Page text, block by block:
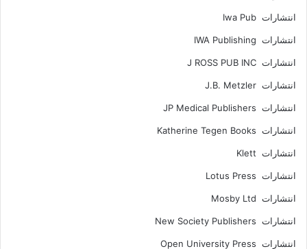
انتشارات Iwa Pub
انتشارات IWA Publishing
انتشارات J ROSS PUB INC
انتشارات J.B. Metzler
انتشارات JP Medical Publishers
انتشارات Katherine Tegen Books
انتشارات Klett
انتشارات Lotus Press
انتشارات Mosby Ltd
انتشارات New Society Publishers
انتشارات Open University Press